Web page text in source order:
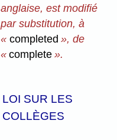
anglaise, est modifié
par substitution, à
« completed », de
«complete ».
LOI SUR LES
COLLÈGES